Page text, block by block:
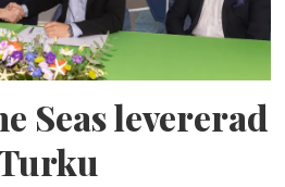
Seas levererad